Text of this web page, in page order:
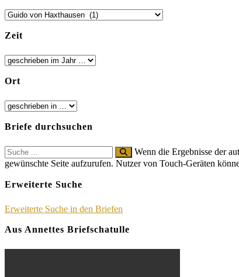
Zeit
Ort
Briefe durchsuchen
Search
for:
Wenn die Ergebnisse der
gewünschte Seite aufzurufen. Nutzer von Touch-Geräten
Erweiterte Suche
Erweiterte Suche in den Briefen
Aus Annettes Briefschatulle